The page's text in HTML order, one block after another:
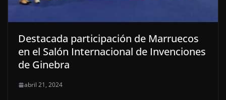
Destacada participación de Marruecos
en el Salón Internacional de Invenciones
de Ginebra
abril 21, 2024